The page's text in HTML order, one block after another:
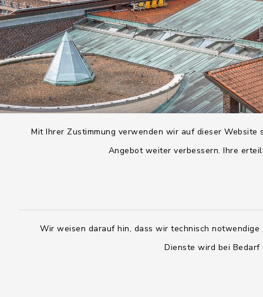
Mit Ihrer Zustimmung verwenden wir auf dieser
Angebot weiter verbessern. Ihre
Wir weisen darauf hin, dass wir technisch
Dienste wird bei